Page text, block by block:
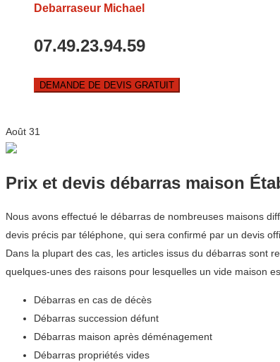
Debarraseur Michael
07.49.23.94.59
DEMANDE DE DEVIS GRATUIT
Août 31
Prix et devis débarras maison
Nous avons effectué le débarras de nombreuses maisons
devis précis par téléphone, qui sera confirmé par un devis
Dans la plupart des cas, les articles issus du débarras sont
quelques-unes des raisons pour lesquelles un vide maison
Débarras en cas de décès
Débarras succession défunt
Débarras maison après déménagement
Débarras propriétés vides